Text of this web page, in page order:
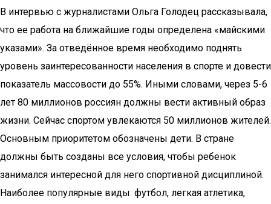
В интервью с журналистами Ольга Голодец рассказывала,
что ее работа на ближайшие годы определена «майскими
указами». За отведённое время необходимо поднять
уровень заинтересованности населения в спорте и довести
показатель массовости до 55%. Иными словами, через 5-6
лет 80 миллионов россиян должны вести активный образ
жизни. Сейчас спортом увлекаются 50 миллионов жителей.
Основным приоритетом обозначены дети. В стране
должны быть созданы все условия, чтобы ребенок
занимался интересной для него спортивной дисциплиной.
Наиболее популярные виды: футбол, легкая атлетика,